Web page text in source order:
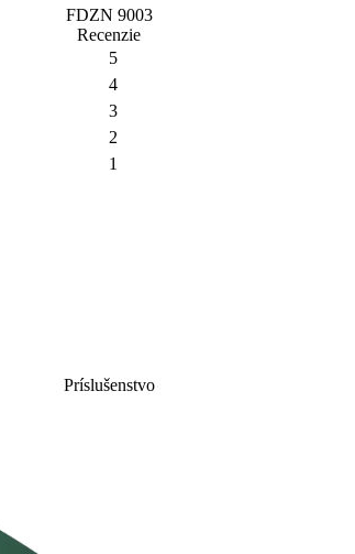
FDZN 9003
Recenzie
5
4
3
2
1
Príslušenstvo